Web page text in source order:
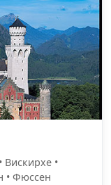
•
• Фюссен